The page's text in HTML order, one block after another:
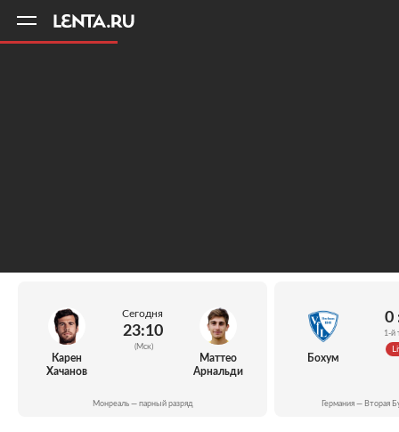
Карен
Хачанов
Сегодня
23:10
(Мск)
Маттео
Арнальди
Монреаль — парный разряд
Бохум
0
1-й
Германия — Вторая